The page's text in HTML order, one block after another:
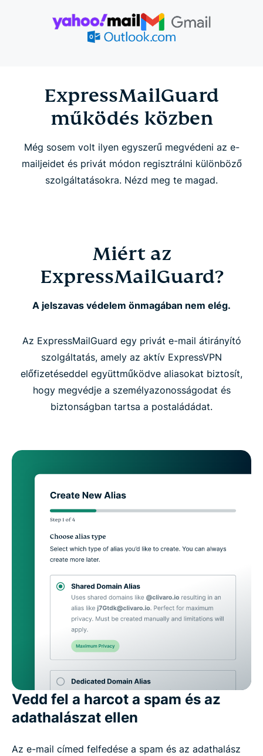
Miért az ExpressMailGuard?
ExpressMailGuard
működés közben
Még sosem volt ilyen egyszerű megvédeni az e-
mailjeidet és privát módon regisztrálni különböző
szolgáltatásokra. Nézd meg te magad.
Miért az
ExpressMailGuard?
A jelszavas védelem önmagában nem elég.
Az ExpressMailGuard egy privát e-mail átirányító
szolgáltatás, amely az aktív ExpressVPN
előfizetéseddel együttműködve aliasokat biztosít,
hogy megvédje a személyazonosságodat és
biztonságban tartsa a postaládádat.
Vedd fel a harcot a spam és az
adathalászat ellen
Az e-mail címed felfedése a spam és az adathalász